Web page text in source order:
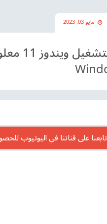
مايو 03, 2023
10
تابعنا على قناتنا في اليوتيوب